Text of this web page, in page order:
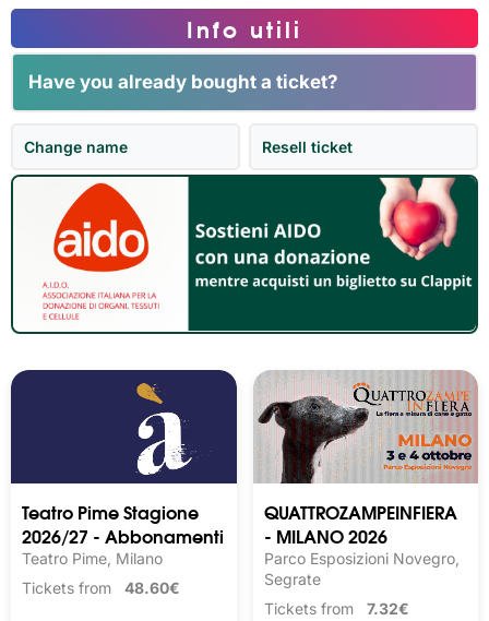
Teatro Pime Stagione
2026/27 - Abbonamenti
Teatro Pime, Milano
Tickets from 48.60€
QUATTROZAMPEINFIERA
- MILANO 2026
Parco Esposizioni Novegro,
Segrate
Tickets from 7.32€
Info utili
Have you already bought a ticket?
Change name Resell ticket